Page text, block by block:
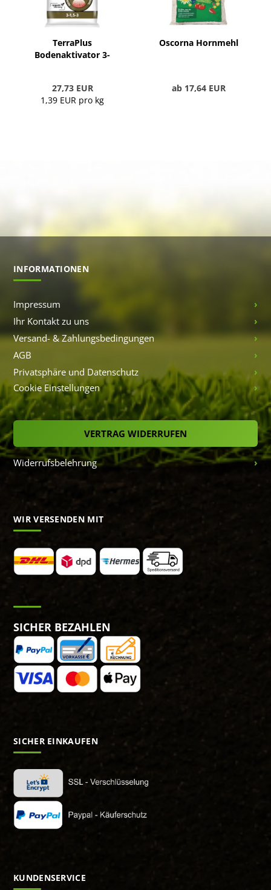
TerraPlus
Bodenaktivator 3-
27,73 EUR
1,39 EUR pro kg
Oscorna Hornmehl
ab 17,64 EUR
INFORMATIONEN
Impressum
Ihr Kontakt zu uns
Versand- & Zahlungsbedingungen
AGB
Privatsphäre und Datenschutz
Cookie Einstellungen
VERTRAG WIDERRUFEN
Widerrufsbelehrung
WIR VERSENDEN MIT
SICHER BEZAHLEN
SICHER EINKAUFEN
KUNDENSERVICE